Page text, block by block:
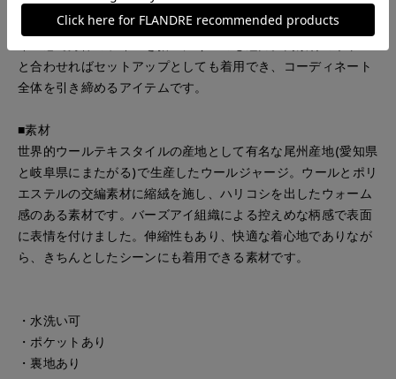
す。サイドのボタン開きが程よいアクセントになり、程良いサ
と合わせればセットアップとしても着用でき、コーディネート
全体を引き締めるアイテムです。
■素材
世界的ウールテキスタイルの産地として有名な尾州産地(愛知県
と岐阜県にまたがる)で生産したウールジャージ。ウールとポリ
エステルの交編素材に縮絨を施し、ハリコシを出したウォーム
感のある素材です。バーズアイ組織による控えめな柄感で表面
に表情を付けました。伸縮性もあり、快適な着心地でありなが
ら、きちんとしたシーンにも着用できる素材です。
・水洗い可
・ポケットあり
・裏地あり